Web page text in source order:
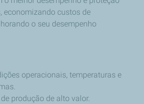
economizando custos de
o seu desempenho
operacionais, temperaturas e
produção de alto valor.